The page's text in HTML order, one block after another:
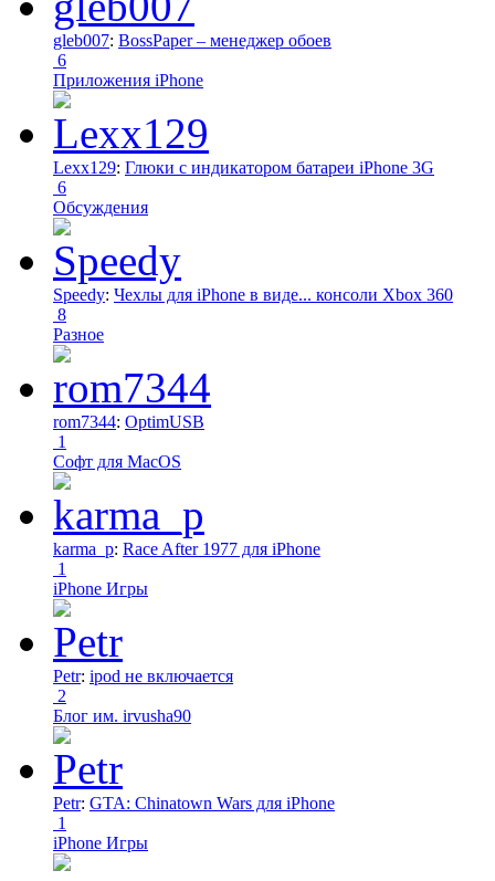
gleb007: BossPaper – менеджер обоев
6
Приложения iPhone
Lexx129: Глюки с индикатором батареи iPhone 3G
6
Обсуждения
Speedy: Чехлы для iPhone в виде... консоли Xbox 360
8
Разное
rom7344: OptimUSB
1
Софт для MacOS
karma_p: Race After 1977 для iPhone
1
iPhone Игры
Petr: ipod не включается
2
Блог им. irvusha90
Petr: GTA: Chinatown Wars для iPhone
1
iPhone Игры